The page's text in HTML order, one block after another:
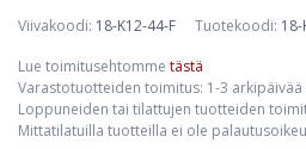
Viivakoodi: 18-K12-44-F Tuotekoodi: 18-
Lue toimitusehtomme tästä
Varastotuotteiden toimitus: 1-3 arkipäivää
Loppuneiden tai tilattujen tuotteiden
Mittatilatuilla tuotteilla ei ole